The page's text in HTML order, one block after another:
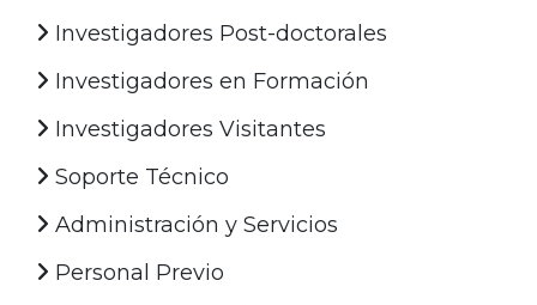
Investigadores Post-doctorales
Investigadores en Formación
Investigadores Visitantes
Soporte Técnico
Administración y Servicios
Personal Previo